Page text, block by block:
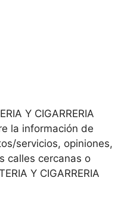
Y CIGARRERIA
la información de
servicios, opiniones,
calles cercanas o
Y CIGARRERIA